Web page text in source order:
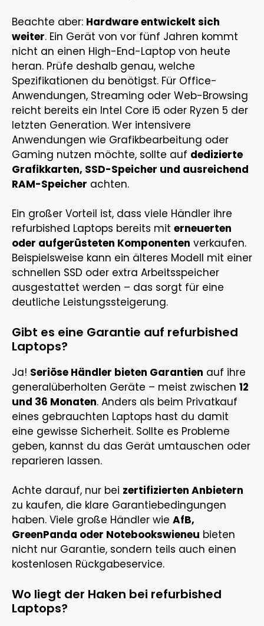
Beachte aber: Hardware entwickelt sich
weiter. Ein Gerät von vor fünf Jahren kommt
nicht an einen High-End-Laptop von heute
heran. Prüfe deshalb genau, welche
Spezifikationen du benötigst. Für Office-
Anwendungen, Streaming oder Web-Browsing
reicht bereits ein Intel Core i5 oder Ryzen 5 der
letzten Generation. Wer intensivere
Anwendungen wie Grafikbearbeitung oder
Gaming nutzen möchte, sollte auf dedizierte
Grafikkarten, SSD-Speicher und ausreichend
RAM-Speicher achten.
Ein großer Vorteil ist, dass viele Händler ihre
refurbished Laptops bereits mit erneuerten
oder aufgerüsteten Komponenten verkaufen.
Beispielsweise kann ein älteres Modell mit einer
schnellen SSD oder extra Arbeitsspeicher
ausgestattet werden – das sorgt für eine
deutliche Leistungssteigerung.
Gibt es eine Garantie auf refurbished
Laptops?
Ja! Seriöse Händler bieten Garantien auf ihre
generalüberholten Geräte – meist zwischen 12
und 36 Monaten. Anders als beim Privatkauf
eines gebrauchten Laptops hast du damit
eine gewisse Sicherheit. Sollte es Probleme
geben, kannst du das Gerät umtauschen oder
reparieren lassen.
Achte darauf, nur bei zertifizierten Anbietern
zu kaufen, die klare Garantiebedingungen
haben. Viele große Händler wie AfB,
GreenPanda oder Notebookswieneu bieten
nicht nur Garantie, sondern teils auch einen
kostenlosen Rückgabeservice.
Wo liegt der Haken bei refurbished
Laptops?